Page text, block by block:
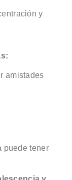
y
amistades
puede tener